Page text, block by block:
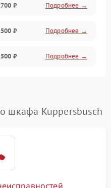
₽ Подробнее →
₽ Подробнее →
₽ Подробнее →
шкафа Kuppersbusch